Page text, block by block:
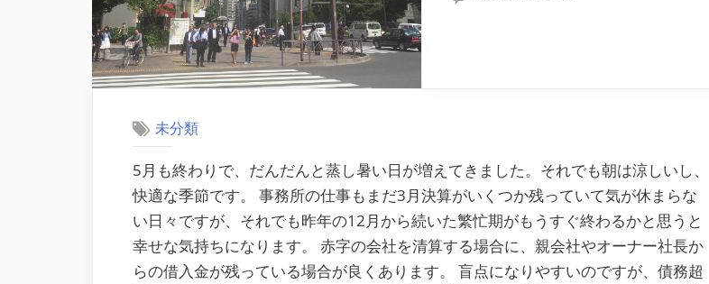
る
場
合
の
未分類
5月も終わりで、だんだんと蒸し暑い日が増えてきました。それでも朝は涼しいし、
快適な季節です。 事務所の仕事もまだ3月決算がいくつか残っていて気が休まらな
い日々ですが、それでも昨年の12月から続いた繁忙期がもうすぐ終わるかと思うと
幸せな気持ちになります。 赤字の会社を清算する場合に、親会社やオーナー社長か
らの借入金が残っている場合が良くあります。 盲点になりやすいのですが、債務超